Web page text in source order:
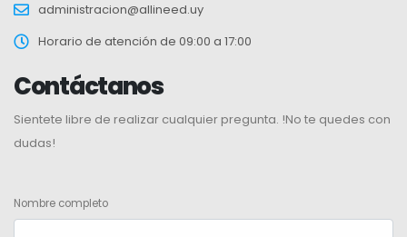
administracion@allineed.uy
Horario de atención de 09:00 a 17:00
Contáctanos
Sientete libre de realizar cualquier pregunta. !No te quedes con
dudas!
Nombre completo